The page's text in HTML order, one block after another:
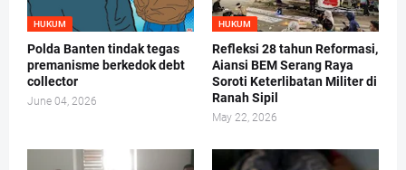
HUKUM
Polda Banten tindak tegas
premanisme berkedok debt
collector
June 04, 2026
HUKUM
Refleksi 28 tahun Reformasi,
Aiansi BEM Serang Raya
Soroti Keterlibatan Militer di
Ranah Sipil
May 22, 2026